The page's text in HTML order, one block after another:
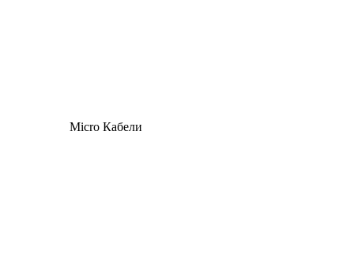
Micro Кабели